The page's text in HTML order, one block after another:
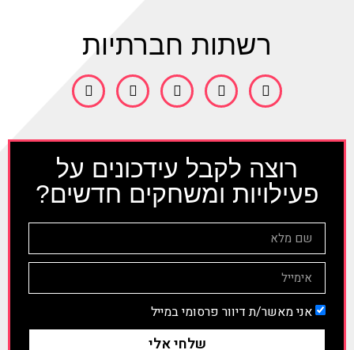
רוצה לקבל עידכונים על
פעילויות ומשחקים חדשים?
אני מאשר/ת דיוור פרסומי במייל
שלחי אלי
רשתות חברתיות